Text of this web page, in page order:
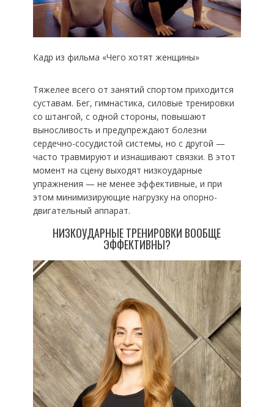
Кадр из фильма «Чего хотят женщины»
Тяжелее всего от занятий спортом приходится
суставам. Бег, гимнастика, силовые тренировки
со штангой, с одной стороны, повышают
выносливость и предупреждают болезни
сердечно-сосудистой системы, но с другой —
часто травмируют и изнашивают связки. В этот
момент на сцену выходят низкоударные
упражнения — не менее эффективные, и при
этом минимизирующие нагрузку на опорно-
двигательный аппарат.
НИЗКОУДАРНЫЕ ТРЕНИРОВКИ ВООБЩЕ
ЭФФЕКТИВНЫ?